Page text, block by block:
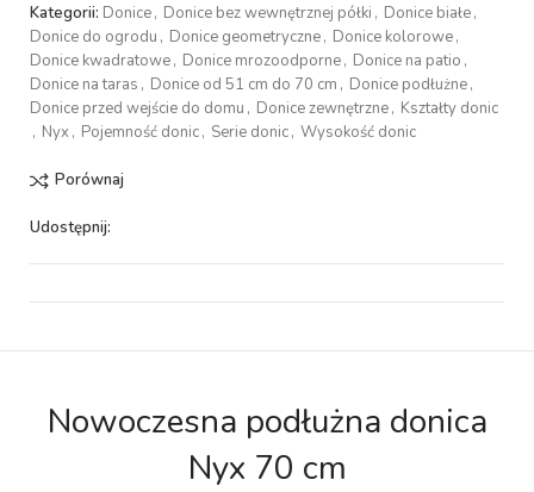
Kategorii: Donice, Donice bez wewnętrznej półki , Donice białe,
Donice do ogrodu , Donice geometryczne, Donice kolorowe,
Donice kwadratowe, Donice mrozoodporne, Donice na patio ,
Donice na taras , Donice od 51 cm do 70 cm , Donice podłużne,
Donice przed wejście do domu , Donice zewnętrzne, Kształty donic
, Nyx , Pojemność donic, Serie donic, Wysokość donic
Porównaj
Udostępnij:
Nowoczesna podłużna donica
Nyx 70 cm